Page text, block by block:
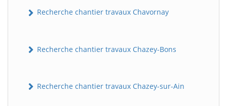
Recherche chantier travaux Chavornay
Recherche chantier travaux Chazey-Bons
Recherche chantier travaux Chazey-sur-Ain